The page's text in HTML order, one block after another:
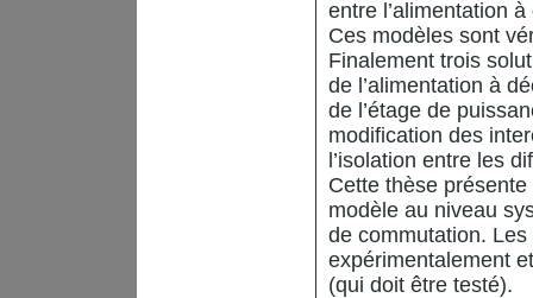
entre l’alimentation
Ces modèles sont
Finalement trois
de l’alimentation à
de l’étage de
modification des
l’isolation entre les
Cette thèse
modèle au niveau
de commutation.
expérimentalement
(qui doit être testé).